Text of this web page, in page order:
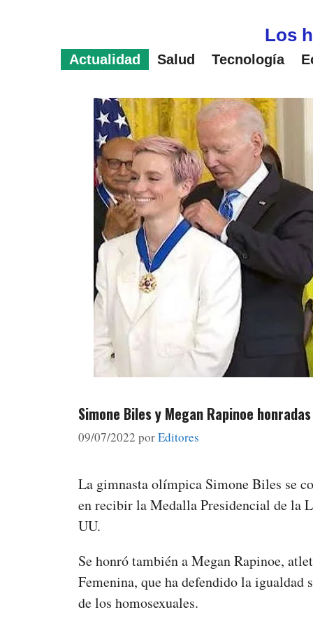
Los
Actualidad Salud Tecnología
Simone Biles y Megan Rapinoe
09/07/2022 porEditores
La gimnasta olímpica Simone Biles se
en recibir la Medalla Presidencial de la
UU.
Se honró también a Megan Rapinoe,
Femenina, que ha defendido la
de los homosexuales.